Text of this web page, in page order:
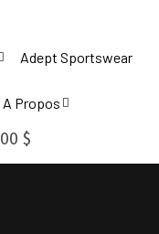
Adept Sportswear
A Propos
$